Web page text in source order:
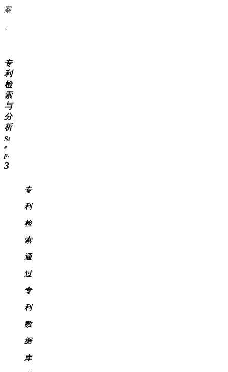
案
。
专
利
检
索
与
分
析
St
e
p.
3
专
利
检
索
通
过
专
利
数
据
库